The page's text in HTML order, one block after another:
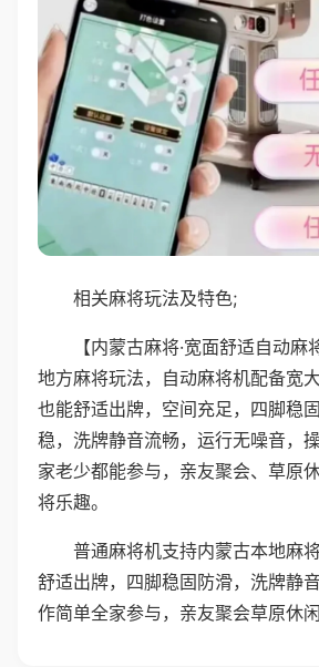
相关麻将玩法及特色;
【内蒙古麻将·宽面舒适自动
地方麻将玩法，自动麻将机配备宽
也能舒适出牌，空间充足，四脚稳
稳，洗牌静音流畅，运行无噪音，
家老少都能参与，亲友聚会、草原
将乐趣。
普通麻将机支持内蒙古本地麻
舒适出牌，四脚稳固防滑，洗牌静
作简单全家参与，亲友聚会草原休